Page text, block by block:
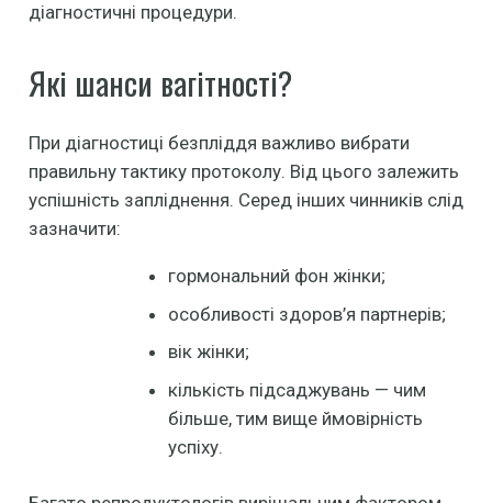
діагностичні процедури.
Які шанси вагітності?
При діагностиці безпліддя важливо вибрати
правильну тактику протоколу. Від цього залежить
успішність запліднення. Серед інших чинників слід
зазначити:
гормональний фон жінки;
особливості здоров’я партнерів;
вік жінки;
кількість підсаджувань — чим
більше, тим вище ймовірність
успіху.